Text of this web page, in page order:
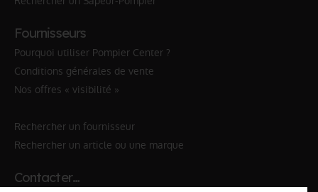
Fournisseurs
Pourquoi utiliser Pompier Center ?
Conditions générales de vente
Nos offres « visibilité »
Rechercher un fournisseur
Rechercher un article ou une marque
Contacter…